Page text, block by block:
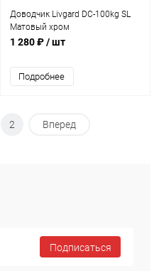
Доводчик Livgard DC-100kg SL
Матовый хром
1 280 ₽/ шт
Подробнее
2 Вперед
Подписаться